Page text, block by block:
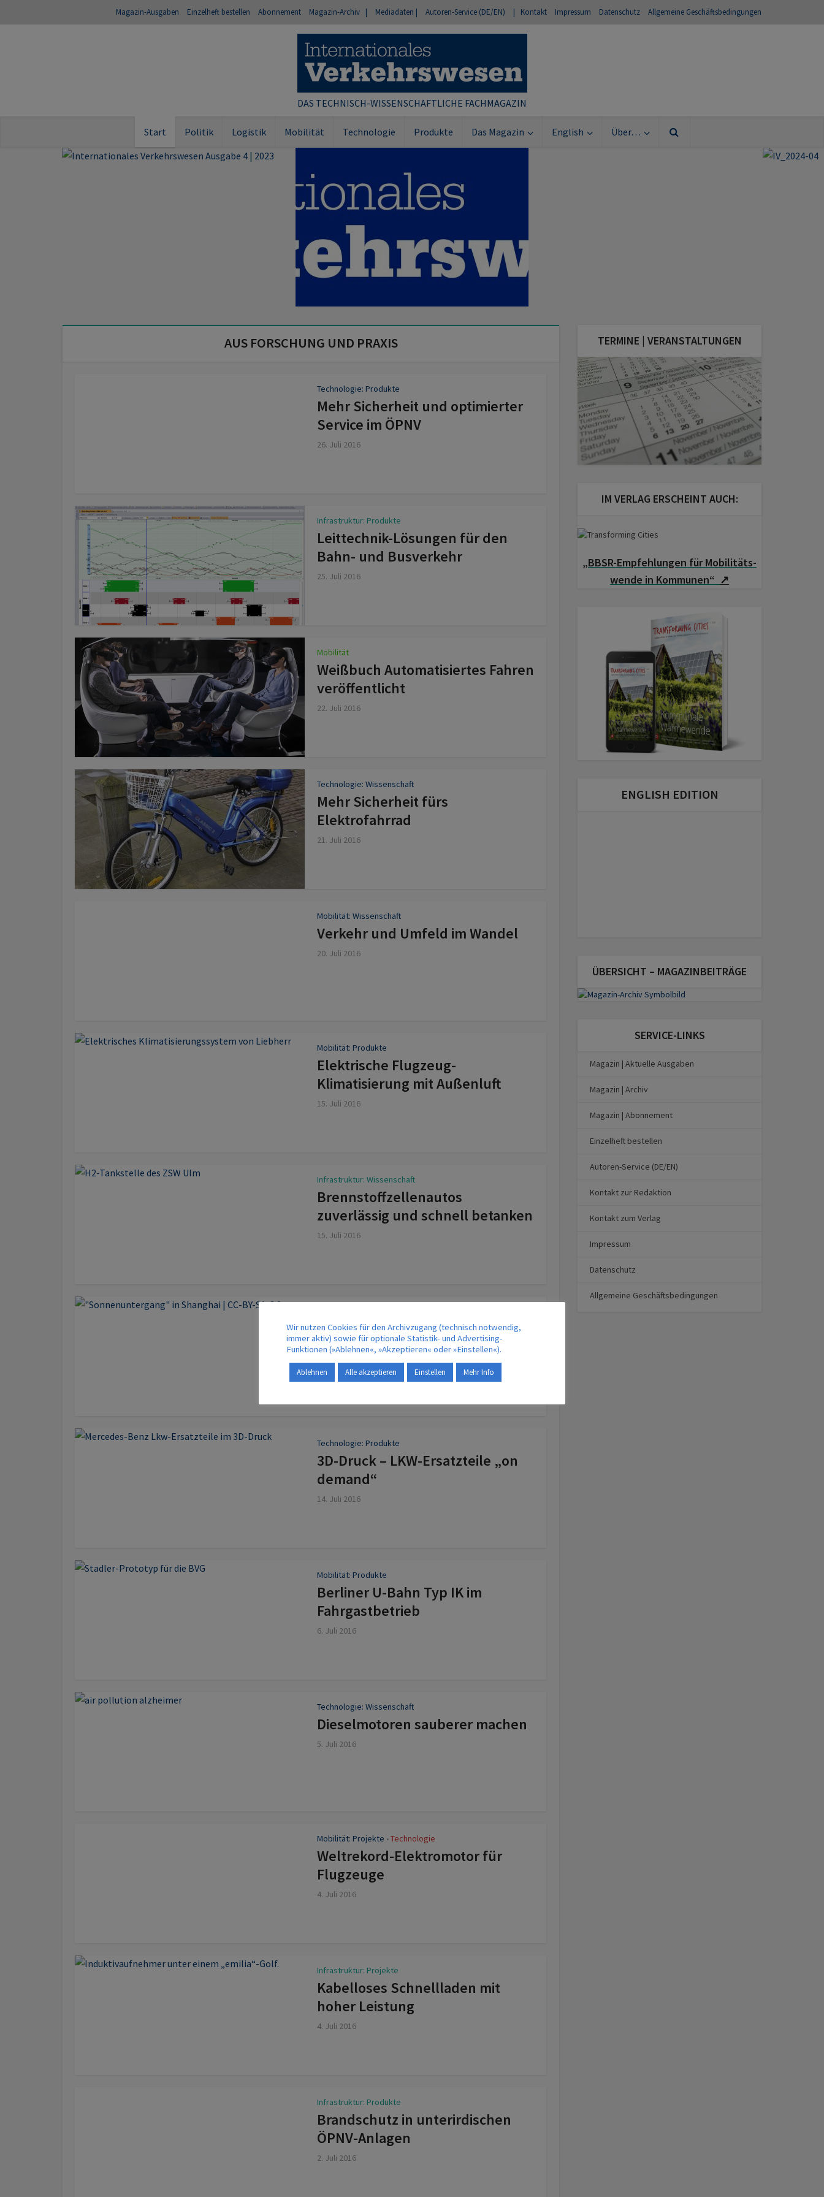
Magazin-Ausgaben Einzelheft bestellen Abonnement Magazin-Archiv | Mediadaten | Autoren-Service (DE/EN) | Kontakt Impressum Datenschutz Allgemeine Geschäftsbedingungen
DAS TECHNISCH-WISSENSCHAFTLICHE FACHMAGAZIN
Start Politik Logistik Mobilität Technologie Produkte Das Magazin English Über…
AUS FORSCHUNG UND PRAXIS
Technologie: Produkte
Mehr Sicherheit und optimierter
Service im ÖPNV
26. Juli 2016
Infrastruktur: Produkte
Leittechnik-Lösungen für den
Bahn- und Busverkehr
25. Juli 2016
Mobilität
Weißbuch Automatisiertes Fahren
veröffentlicht
22. Juli 2016
Technologie: Wissenschaft
Mehr Sicherheit fürs
Elektrofahrrad
21. Juli 2016
Mobilität: Wissenschaft
Verkehr und Umfeld im Wandel
20. Juli 2016
Mobilität: Produkte
Elektrische Flugzeug-
Klimatisierung mit Außenluft
15. Juli 2016
Infrastruktur: Wissenschaft
Brennstoffzellenautos
zuverlässig und schnell betanken
15. Juli 2016
Nachhaltige Logistik in Asien: Die
Zeit drängt
14. Juli 2016
Technologie: Produkte
3D-Druck – LKW-Ersatzteile „on
demand“
14. Juli 2016
Mobilität: Produkte
Berliner U-Bahn Typ IK im
Fahrgastbetrieb
6. Juli 2016
Technologie: Wissenschaft
Dieselmotoren sauberer machen
5. Juli 2016
Mobilität: Projekte • Technologie
Weltrekord-Elektromotor für
Flugzeuge
4. Juli 2016
Infrastruktur: Projekte
Kabelloses Schnellladen mit
hoher Leistung
4. Juli 2016
Infrastruktur: Produkte
Brandschutz in unterirdischen
ÖPNV-Anlagen
2. Juli 2016
TERMINE | VERANSTALTUNGEN
IM VERLAG ERSCHEINT AUCH:
„BBSR-Empfehlungen für Mobilitäts­
wende in Kommunen“ ↗
ENGLISH EDITION
ÜBERSICHT – MAGAZINBEITRÄGE
SERVICE-LINKS
Magazin | Aktuelle Ausgaben
Magazin | Archiv
Magazin | Abonnement
Einzelheft bestellen
Autoren-Service (DE/EN)
Kontakt zur Redaktion
Kontakt zum Verlag
Impressum
Datenschutz
Allgemeine Geschäftsbedingungen
Wir nutzen Cookies für den Archivzugang (technisch notwendig,
immer aktiv) sowie für optionale Statistik- und Advertising-
Funktionen (»Ablehnen«, »Akzeptieren« oder »Einstellen«).
Ablehnen Alle akzeptieren Einstellen Mehr Info